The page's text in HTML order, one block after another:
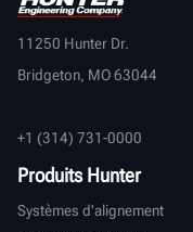
11250 Hunter Dr.
Bridgeton, MO 63044
+1 (314) 731-0000
Produits Hunter
Systèmes d'alignement